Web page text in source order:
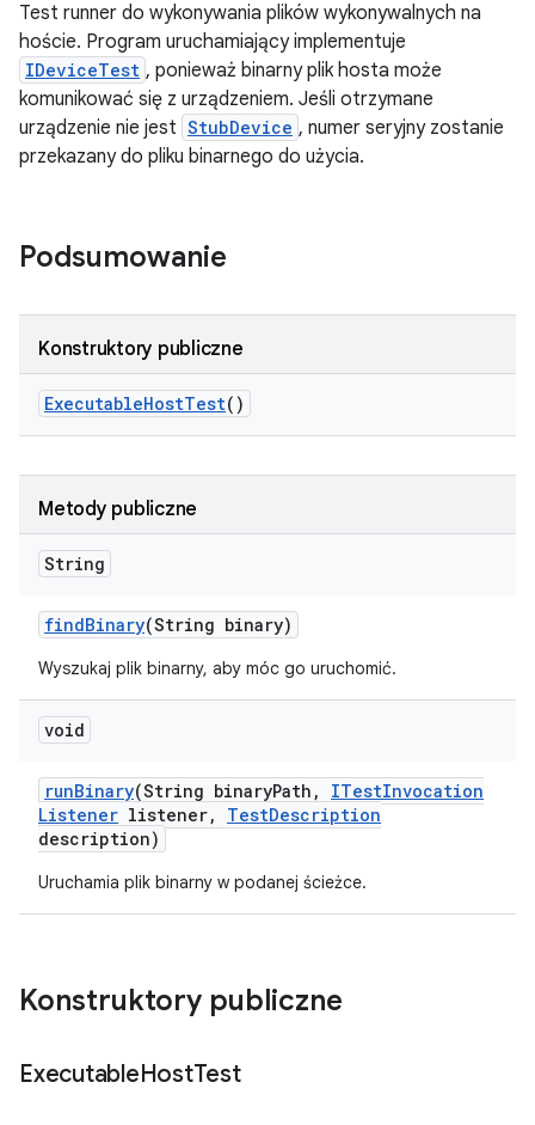
Test runner do wykonywania plików wykonywalnych na
hoście. Program uruchamiający implementuje
IDeviceTest , ponieważ binarny plik hosta może
komunikować się z urządzeniem. Jeśli otrzymane
urządzenie nie jest StubDevice , numer seryjny zostanie
przekazany do pliku binarnego do użycia.
Podsumowanie
Konstruktory publiczne
ExecutableHostTest()
Metody publiczne
String
findBinary(String binary)
Wyszukaj plik binarny, aby móc go uruchomić.
void
runBinary(String binaryPath , ITestInvocation
Listener listener, TestDescription
description)
Uruchamia plik binarny w podanej ścieżce.
Konstruktory publiczne
ExecutableHostTest